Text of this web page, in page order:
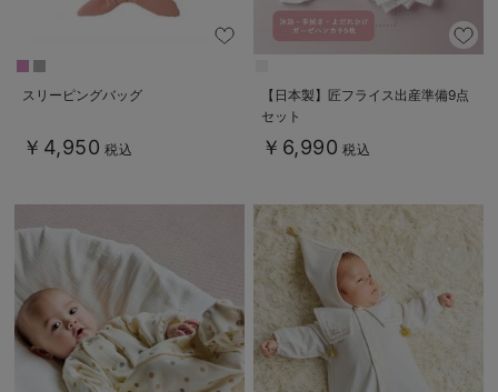
スリーピングバッグ
￥4,950 税込
【日本製】匠フライス出産準備9点
セット
￥6,990 税込